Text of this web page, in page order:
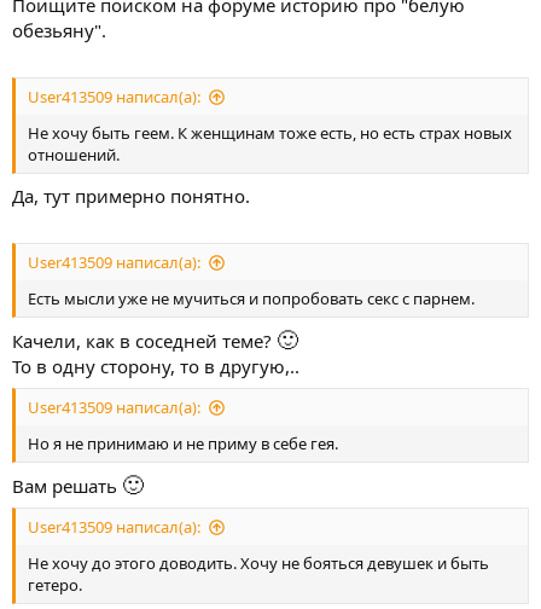
обезьяну".
User413509 написал(а):
Не хочу быть геем. К женщинам тоже есть, но есть страх новых
отношений.
Да, тут примерно понятно.
User413509 написал(а):
Есть мысли уже не мучиться и попробовать секс с парнем.
Качели, как в соседней теме? 🙂
То в одну сторону, то в другую,..
User413509 написал(а):
Но я не принимаю и не приму в себе гея.
Вам решать 🙂
User413509 написал(а):
Не хочу до этого доводить. Хочу не бояться девушек и быть
гетеро.